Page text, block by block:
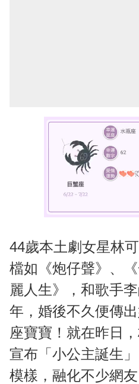
44歲本土劇女星林
檔如《炮仔聲》、
麗人生》，和歌手
年，婚後不久便傳
座寶寶！就在昨日
宣布「小公主誕生
模樣，融化不少網